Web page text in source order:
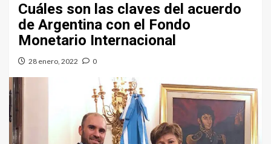
Cuáles son las claves del acuerdo
de Argentina con el Fondo
Monetario Internacional
28 enero, 2022 0